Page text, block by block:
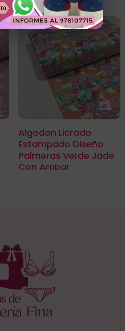
Algodon Licrado
Estampado Diseño
Palmeras Verde Jade
Con Ambar